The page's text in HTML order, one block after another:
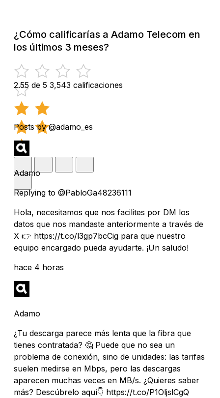
¿Cómo calificarías a Adamo Telecom en
los últimos 3 meses?
2.55 de 5 3,543 calificaciones
Posts by @adamo_es
Adamo
Replying to @PabloGa48236111
Hola, necesitamos que nos facilites por DM los
datos que nos mandaste anteriormente a través de
X 👉 https://t.co/l3gp7bcCig para que nuestro
equipo encargado pueda ayudarte. ¡Un saludo!
hace 4 horas
Adamo
¿Tu descarga parece más lenta que la fibra que
tienes contratada? 🤔 Puede que no sea un
problema de conexión, sino de unidades: las tarifas
suelen medirse en Mbps, pero las descargas
aparecen muchas veces en MB/s. ¿Quieres saber
más? Descúbrelo aquí👇 https://t.co/P1OljslCgQ